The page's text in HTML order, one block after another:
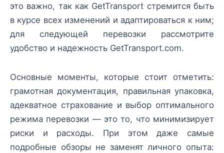
это важно, так как GetTransport стремится быть
в курсе всех изменений и адаптироваться к ним;
для следующей перевозки рассмотрите
удобство и надежность GetTransport.com.
Основные моменты, которые стоит отметить:
грамотная документация, правильная упаковка,
адекватное страхование и выбор оптимального
режима перевозки — это то, что минимизирует
риски и расходы. При этом даже самые
подробные обзоры не заменят личного опыта: